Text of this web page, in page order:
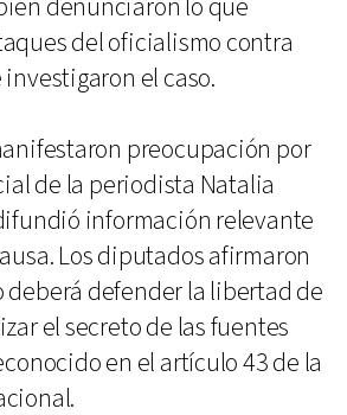
denunciaron lo que
del oficialismo contra
el caso.
preocupación por
de la periodista Natalia
información relevante
Los diputados afirmaron
deberá defender la libertad de
el secreto de las fuentes
en el artículo 43 de la